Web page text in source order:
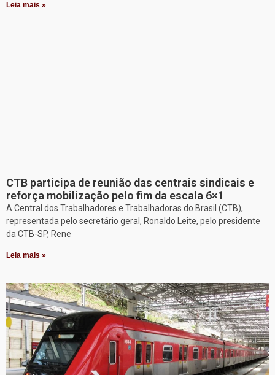
Leia mais »
CTB participa de reunião das centrais sindicais e
reforça mobilização pelo fim da escala 6×1
A Central dos Trabalhadores e Trabalhadoras do Brasil (CTB),
representada pelo secretário geral, Ronaldo Leite, pelo presidente
da CTB-SP, Rene
Leia mais »